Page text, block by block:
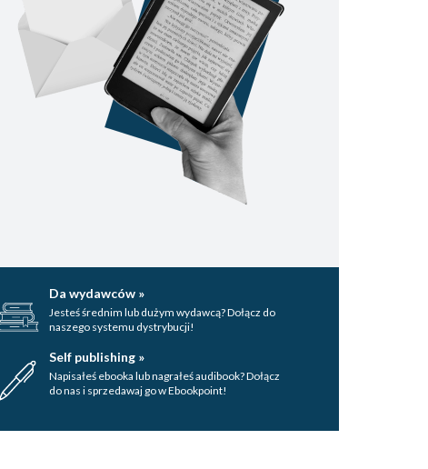
Da wydawców »
Jesteś średnim lub dużym wydawcą? Dołącz do
naszego systemu dystrybucji!
Self publishing »
Napisałeś ebooka lub nagrałeś audibook? Dołącz
do nas i sprzedawaj go w Ebookpoint!